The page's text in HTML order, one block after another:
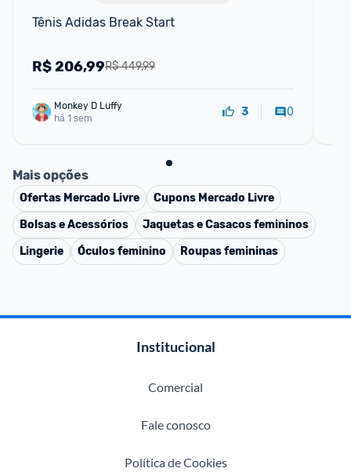
Tênis Adidas Break Start
R$ 449,99
R$206,99
Monkey D Luffy
há 1 sem
3 0
Mais opções
Ofertas Mercado Livre Cupons Mercado Livre
Bolsas e Acessórios
Jaquetas e Casacos femininos
Lingerie
Óculos feminino Roupas femininas
Institucional
Comercial
Fale conosco
Política de Cookies